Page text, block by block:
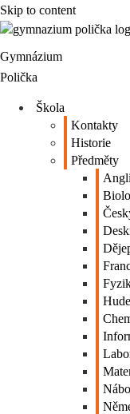
Skip to content
Gymnázium
Polička
Škola
Kontakty
Historie
Předměty